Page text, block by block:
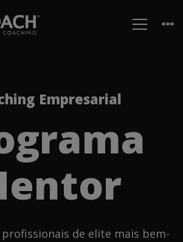
Empresarial
de elite mais bem-